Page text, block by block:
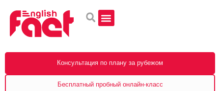
Консультация по плану за рубежом
Бесплатный пробный онлайн-класс